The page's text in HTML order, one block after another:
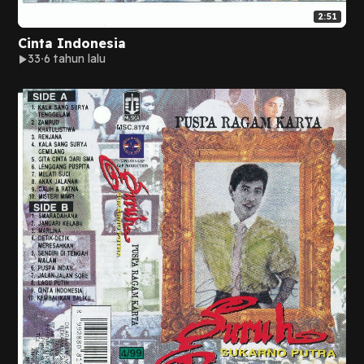
2:51
Cinta Indonesia
33 6 tahun lalu